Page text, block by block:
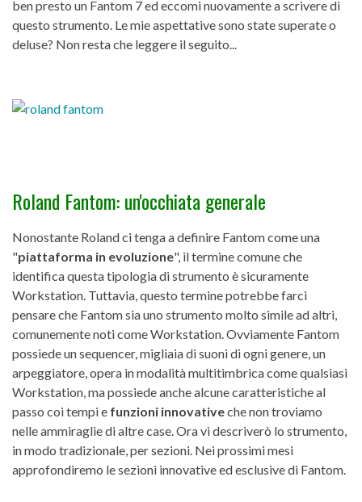
ben presto un Fantom 7 ed eccomi nuovamente a scrivere di
questo strumento. Le mie aspettative sono state superate o
deluse? Non resta che leggere il seguito...
Roland Fantom: un'occhiata generale
Nonostante Roland ci tenga a definire Fantom come una
"piattaforma in evoluzione", il termine comune che
identifica questa tipologia di strumento è sicuramente
Workstation. Tuttavia, questo termine potrebbe farci
pensare che Fantom sia uno strumento molto simile ad altri,
comunemente noti come Workstation. Ovviamente Fantom
possiede un sequencer, migliaia di suoni di ogni genere, un
arpeggiatore, opera in modalità multitimbrica come qualsiasi
Workstation, ma possiede anche alcune caratteristiche al
passo coi tempi e funzioni innovativeche non troviamo
nelle ammiraglie di altre case. Ora vi descriverò lo strumento,
in modo tradizionale, per sezioni. Nei prossimi mesi
approfondiremo le sezioni innovative ed esclusive di Fantom.